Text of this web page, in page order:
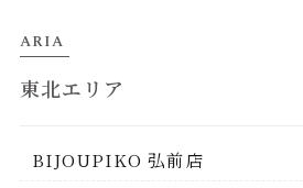
ARIA
東北エリア
BIJOUPIKO 弘前店